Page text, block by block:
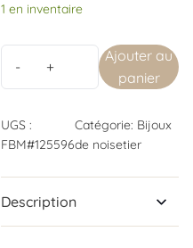
1 en inventaire
Ajouter au
panier
UGS :
FBM#125596
Catégorie: Bijoux
de noisetier
Description